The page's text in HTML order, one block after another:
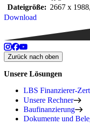
Dateigröße: 2667 x
Download
Zurück nach oben
Unsere Lösungen
LBS Finanzierer-
Unsere Rechner
Baufinanzierung
Dokumente und